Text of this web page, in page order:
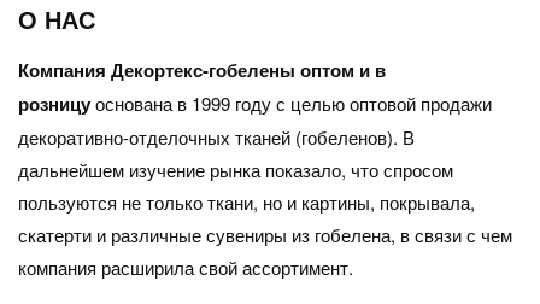
О НАС
Компания Декортекс-гобелены оптом и в
розницуоснована в 1999 году с целью оптовой продажи
декоративно-отделочных тканей (гобеленов). В
дальнейшем изучение рынка показало, что спросом
пользуются не только ткани, но и картины, покрывала,
скатерти и различные сувениры из гобелена, в связи с чем
компания расширила свой ассортимент.